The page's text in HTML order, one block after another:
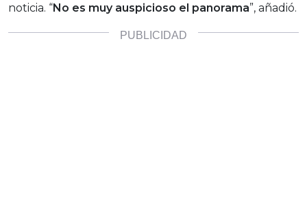
noticia. “No es muy auspicioso el panorama”, añadió.